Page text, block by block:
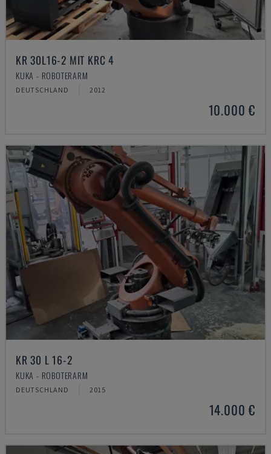
KR 30L16-2 MIT KRC 4
KUKA - ROBOTERARM
DEUTSCHLAND 2012
10.000 €
KR 30 L 16-2
KUKA - ROBOTERARM
DEUTSCHLAND 2015
14.000 €